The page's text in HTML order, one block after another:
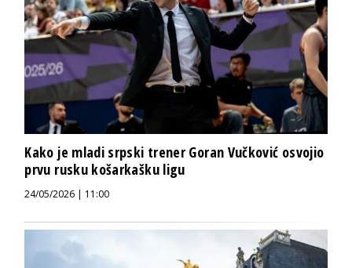
Kako je mladi srpski trener Goran Vučković osvojio
prvu rusku košarkašku ligu
24/05/2026 | 11:00